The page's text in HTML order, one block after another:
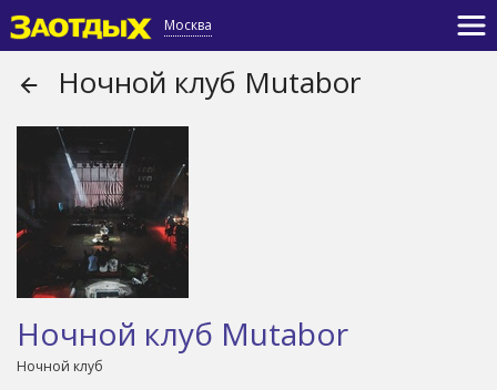
Москва
Ночной клуб Mutabor
Ночной клуб Mutabor
Ночной клуб